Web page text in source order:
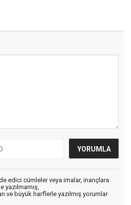
edici cümleler veya imalar, inançlara
yazılmamış,
ve büyük harflerle yazılmış yorumlar